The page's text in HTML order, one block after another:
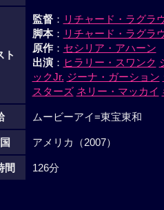
ト
監督： リチャード・ラグラ
脚本： リチャード・ラグラ
原作： セシリア・アハーン
出演： ヒラリー・スワンク
ックJr. ジーナ・ガーション
スターズ ネリー・マッカイ
ムービーアイ=東宝東和
アメリカ（2007）
間 126分